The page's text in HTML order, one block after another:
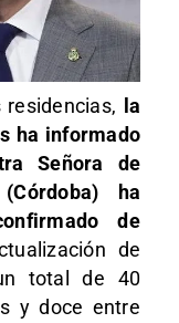
la
ha informado
Señora de
ha
de
de
total de 40
y doce entre